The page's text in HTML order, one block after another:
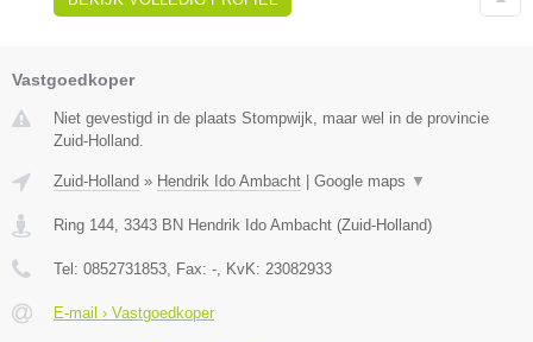
Vastgoedkoper
Niet gevestigd in de plaats Stompwijk, maar wel in de provincie
Zuid-Holland.
Zuid-Holland » Hendrik Ido Ambacht Google maps ▼
Ring 144 3343 BN Hendrik Ido Ambacht (Zuid-Holland)
Tel: 0852731853 , Fax: - , KvK: 23082933
E-mail › Vastgoedkoper